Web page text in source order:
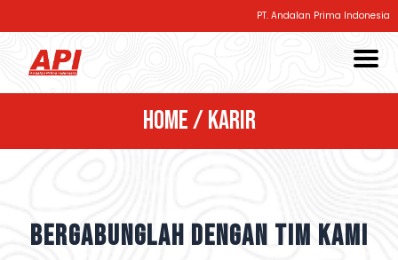
PT. Andalan Prima Indonesia
Home/Karir
Bergabunglah dengan Tim Kami